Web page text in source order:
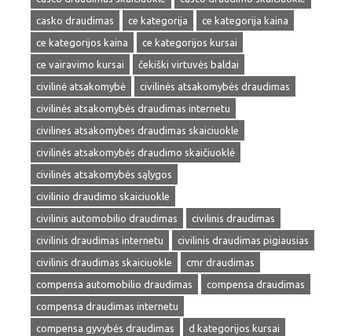
casko draudimas
ce kategorija
ce kategorija kaina
ce kategorijos kaina
ce kategorijos kursai
ce vairavimo kursai
čekiški virtuvės baldai
civilinė atsakomybė
civilinės atsakomybės draudimas
civilinės atsakomybės draudimas internetu
civilines atsakomybes draudimas skaiciuokle
civilinės atsakomybės draudimo skaičiuoklė
civilinės atsakomybės sąlygos
civilinio draudimo skaiciuokle
civilinis automobilio draudimas
civilinis draudimas
civilinis draudimas internetu
civilinis draudimas pigiausias
civilinis draudimas skaiciuokle
cmr draudimas
compensa automobilio draudimas
compensa draudimas
compensa draudimas internetu
compensa gyvybės draudimas
d kategorijos kursai